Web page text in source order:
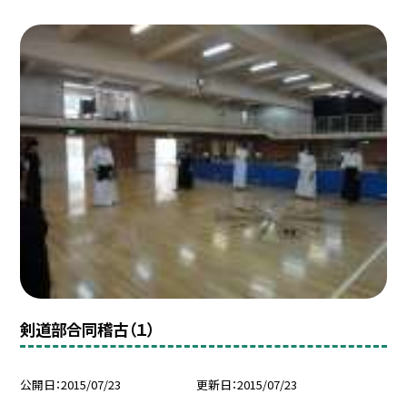
剣道部合同稽古（１）
公開日 2015/07/23 更新日 2015/07/23